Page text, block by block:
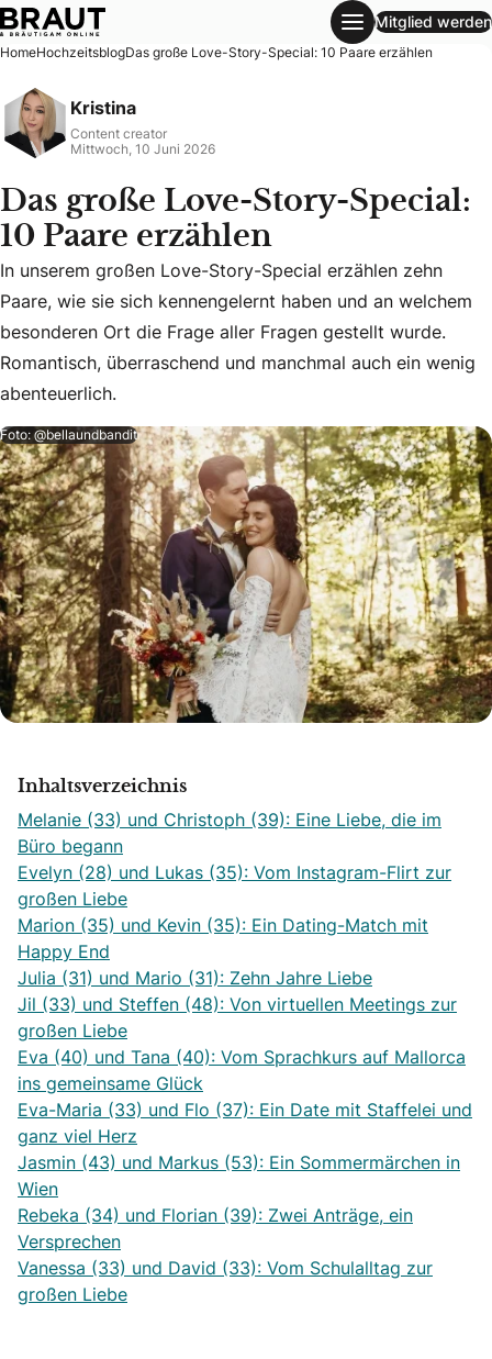
Das große Love-Story-Special: 10 Paare erzählen
Mitglied werden
HomeHochzeitsblogDas große Love-Story-Special: 10 Paare erzählen
Kristina
Content creator
Mittwoch, 10 Juni 2026
Das große Love-Story-Special:
10 Paare erzählen
In unserem großen Love-Story-Special erzählen zehn
In unserem großen Love-Story-Special erzählen zehn
Paare, wie sie sich kennengelernt haben und an welchem
besonderen Ort die Frage aller Fragen gestellt wurde.
Romantisch, überraschend und manchmal auch ein wenig
abenteuerlich.
Foto: @bellaundbandit
Inhaltsverzeichnis
Melanie (33) und Christoph (39): Eine Liebe, die im
Büro begann
Evelyn (28) und Lukas (35): Vom Instagram-Flirt zur
großen Liebe
Marion (35) und Kevin (35): Ein Dating-Match mit
Happy End
Julia (31) und Mario (31): Zehn Jahre Liebe
Jil (33) und Steffen (48): Von virtuellen Meetings zur
großen Liebe
Eva (40) und Tana (40): Vom Sprachkurs auf Mallorca
ins gemeinsame Glück
Eva-Maria (33) und Flo (37): Ein Date mit Staffelei und
ganz viel Herz
Jasmin (43) und Markus (53): Ein Sommermärchen in
Wien
Rebeka (34) und Florian (39): Zwei Anträge, ein
Versprechen
Vanessa (33) und David (33): Vom Schulalltag zur
großen Liebe